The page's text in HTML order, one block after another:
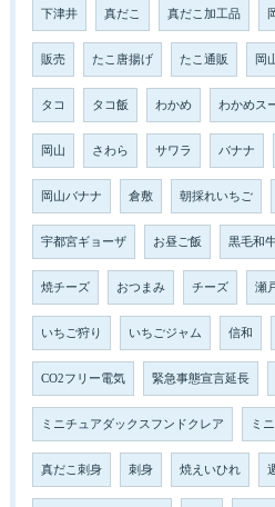
下津井 真だこ 真だこ加工品
販売 たこ唐揚げ たこ通販 岡
タコ タコ飯 わかめ わかめス
岡山 さわら サワラ バナナ
岡山バナナ 倉敷 朝採れいちご
宇都宮ギョーザ お昼ご飯 黒毛和
焼チーズ おつまみ チーズ 瀬
いちご狩り いちごジャム 信和
CO2フリー電気 緊急事態宣言延長
ミニチュアダックスフンドクレア ミ
真だこ刺身 刺身 焼えいひれ